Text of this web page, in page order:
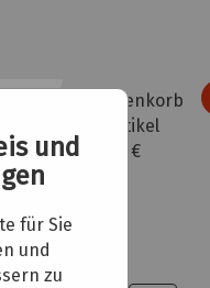
und
für Sie
und
zu
Warenkorb
Artikel
0,00 €